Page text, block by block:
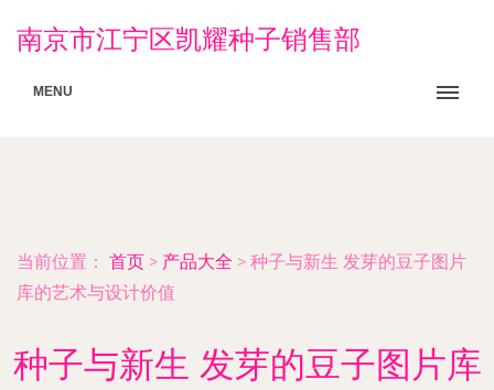
南京市江宁区凯耀种子销售部
MENU
当前位置： 首页 > 产品大全 > 种子与新生 发芽的豆子图片
库的艺术与设计价值
种子与新生 发芽的豆子图片库